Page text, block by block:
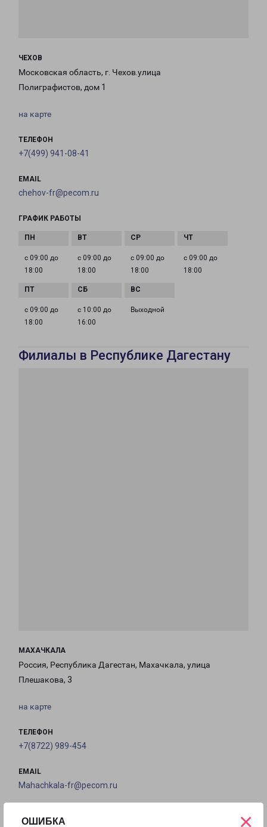
ОШИБКА ×
ЧЕХОВ
Московская область, г. Чехов.улица
Полиграфистов, дом 1
на карте
ТЕЛЕФОН
+7(499) 941-08-41
EMAIL
chehov-fr@pecom.ru
ГРАФИК РАБОТЫ
с 09:00 до
18:00
с 09:00 до
18:00
с 09:00 до
18:00
с 09:00 до
18:00
с 09:00 до
18:00
с 10:00 до
16:00
Выходной
Филиалы в Республике Дагестану
МАХАЧКАЛА
Россия, Республика Дагестан, Махачкала, улица
Плешакова, 3
на карте
ТЕЛЕФОН
+7(8722) 989-454
EMAIL
Mahachkala-fr@pecom.ru